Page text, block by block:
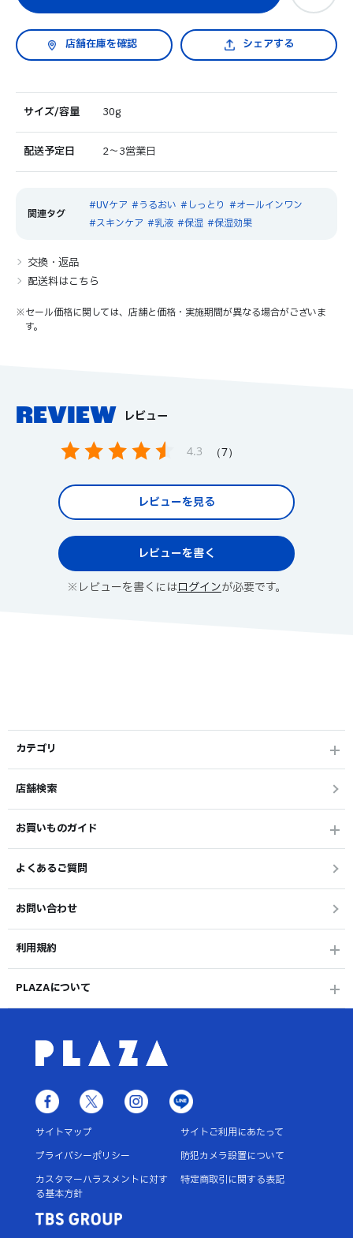
シェアする
サイズ/容量 30g
配送予定日 2～3営業日
UVケア うるおい しっとり
オールインワン
スキンケア
乳液 保湿 保湿効果
交換・返品
配送料はこちら
※セール価格に関しては、店舗と価格・実施期間が異なる場合がございま
す。
REVIEW レビュー
4.3 7
レビューを見る
レビューを書く
※レビューを書くにはログインが必要です。
カテゴリ
店舗検索
お買いものガイド
よくあるご質問
お問い合わせ
利用規約
PLAZAについて
サイトマップ
サイトご利用にあたって
プライバシーポリシー
防犯カメラ設置について
カスタマーハラスメントに対す
る基本方針
特定商取引に関する表記